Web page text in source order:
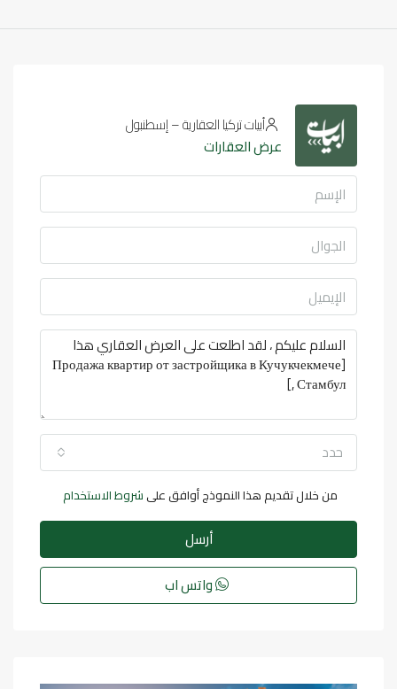
أبيات تركيا العقارية – إسطنبول
عرض العقارات
حدد
من خلال تقديم هذا النموذج أوافق على شروط الاستخدام
أرسل
واتس اب